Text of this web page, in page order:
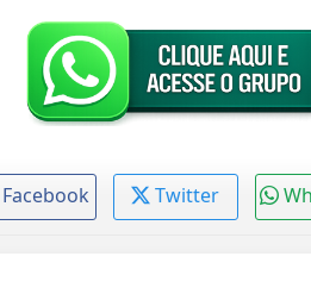
Facebook Twitter